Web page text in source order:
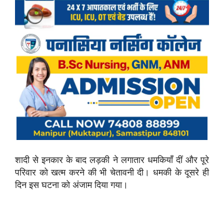
शादी से इनकार के बाद लड़की ने लगातार धमकियाँ दीं और पूरे
परिवार को खत्म करने की भी चेतावनी दी। धमकी के दूसरे ही
दिन इस घटना को अंजाम दिया गया।